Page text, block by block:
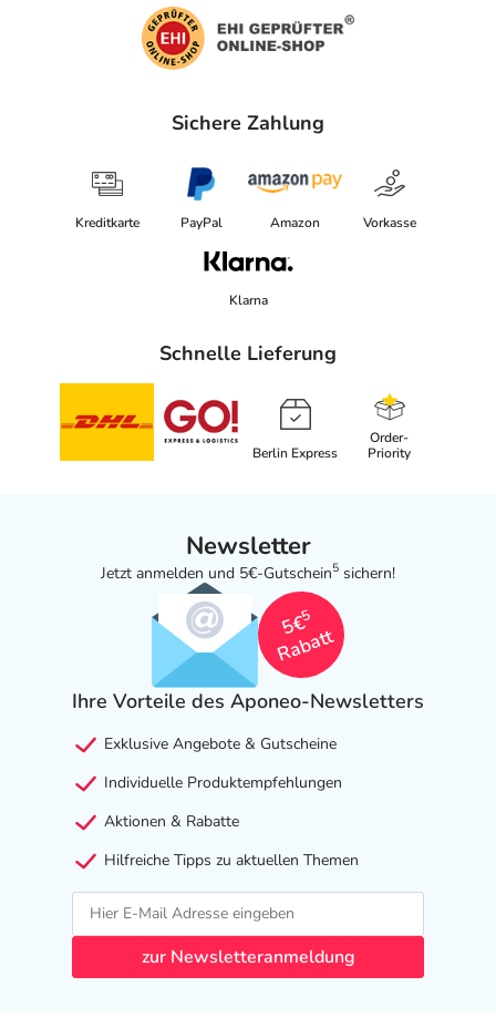
Sichere Zahlung
Kreditkarte PayPal Amazon Vorkasse
Klarna
Schnelle Lieferung
Berlin Express
Order-
Priority
Newsletter
Jetzt anmelden und 5€-Gutschein5 sichern!
5€
5
Rabatt
Ihre Vorteile des Aponeo-Newsletters
Exklusive Angebote & Gutscheine
Individuelle Produktempfehlungen
Aktionen & Rabatte
Hilfreiche Tipps zu aktuellen Themen
zur Newsletteranmeldung